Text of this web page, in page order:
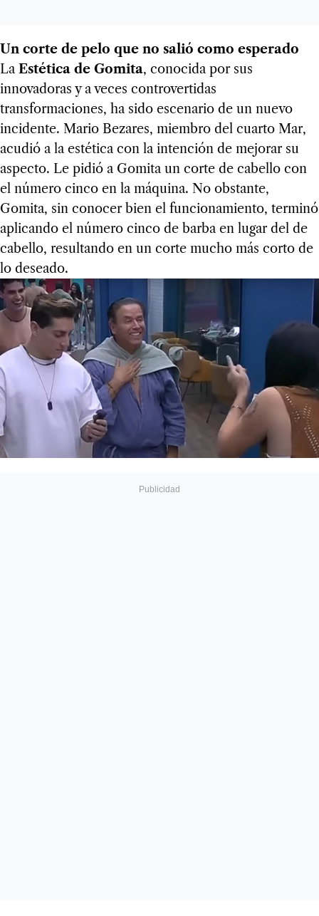
Un corte de pelo que no salió como esperado
La Estética de Gomita, conocida por sus
innovadoras y a veces controvertidas
transformaciones, ha sido escenario de un nuevo
incidente. Mario Bezares, miembro del cuarto Mar,
acudió a la estética con la intención de mejorar su
aspecto. Le pidió a Gomita un corte de cabello con
el número cinco en la máquina. No obstante,
Gomita, sin conocer bien el funcionamiento, terminó
aplicando el número cinco de barba en lugar del de
cabello, resultando en un corte mucho más corto de
lo deseado.